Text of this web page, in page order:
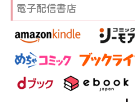
電子配信書店